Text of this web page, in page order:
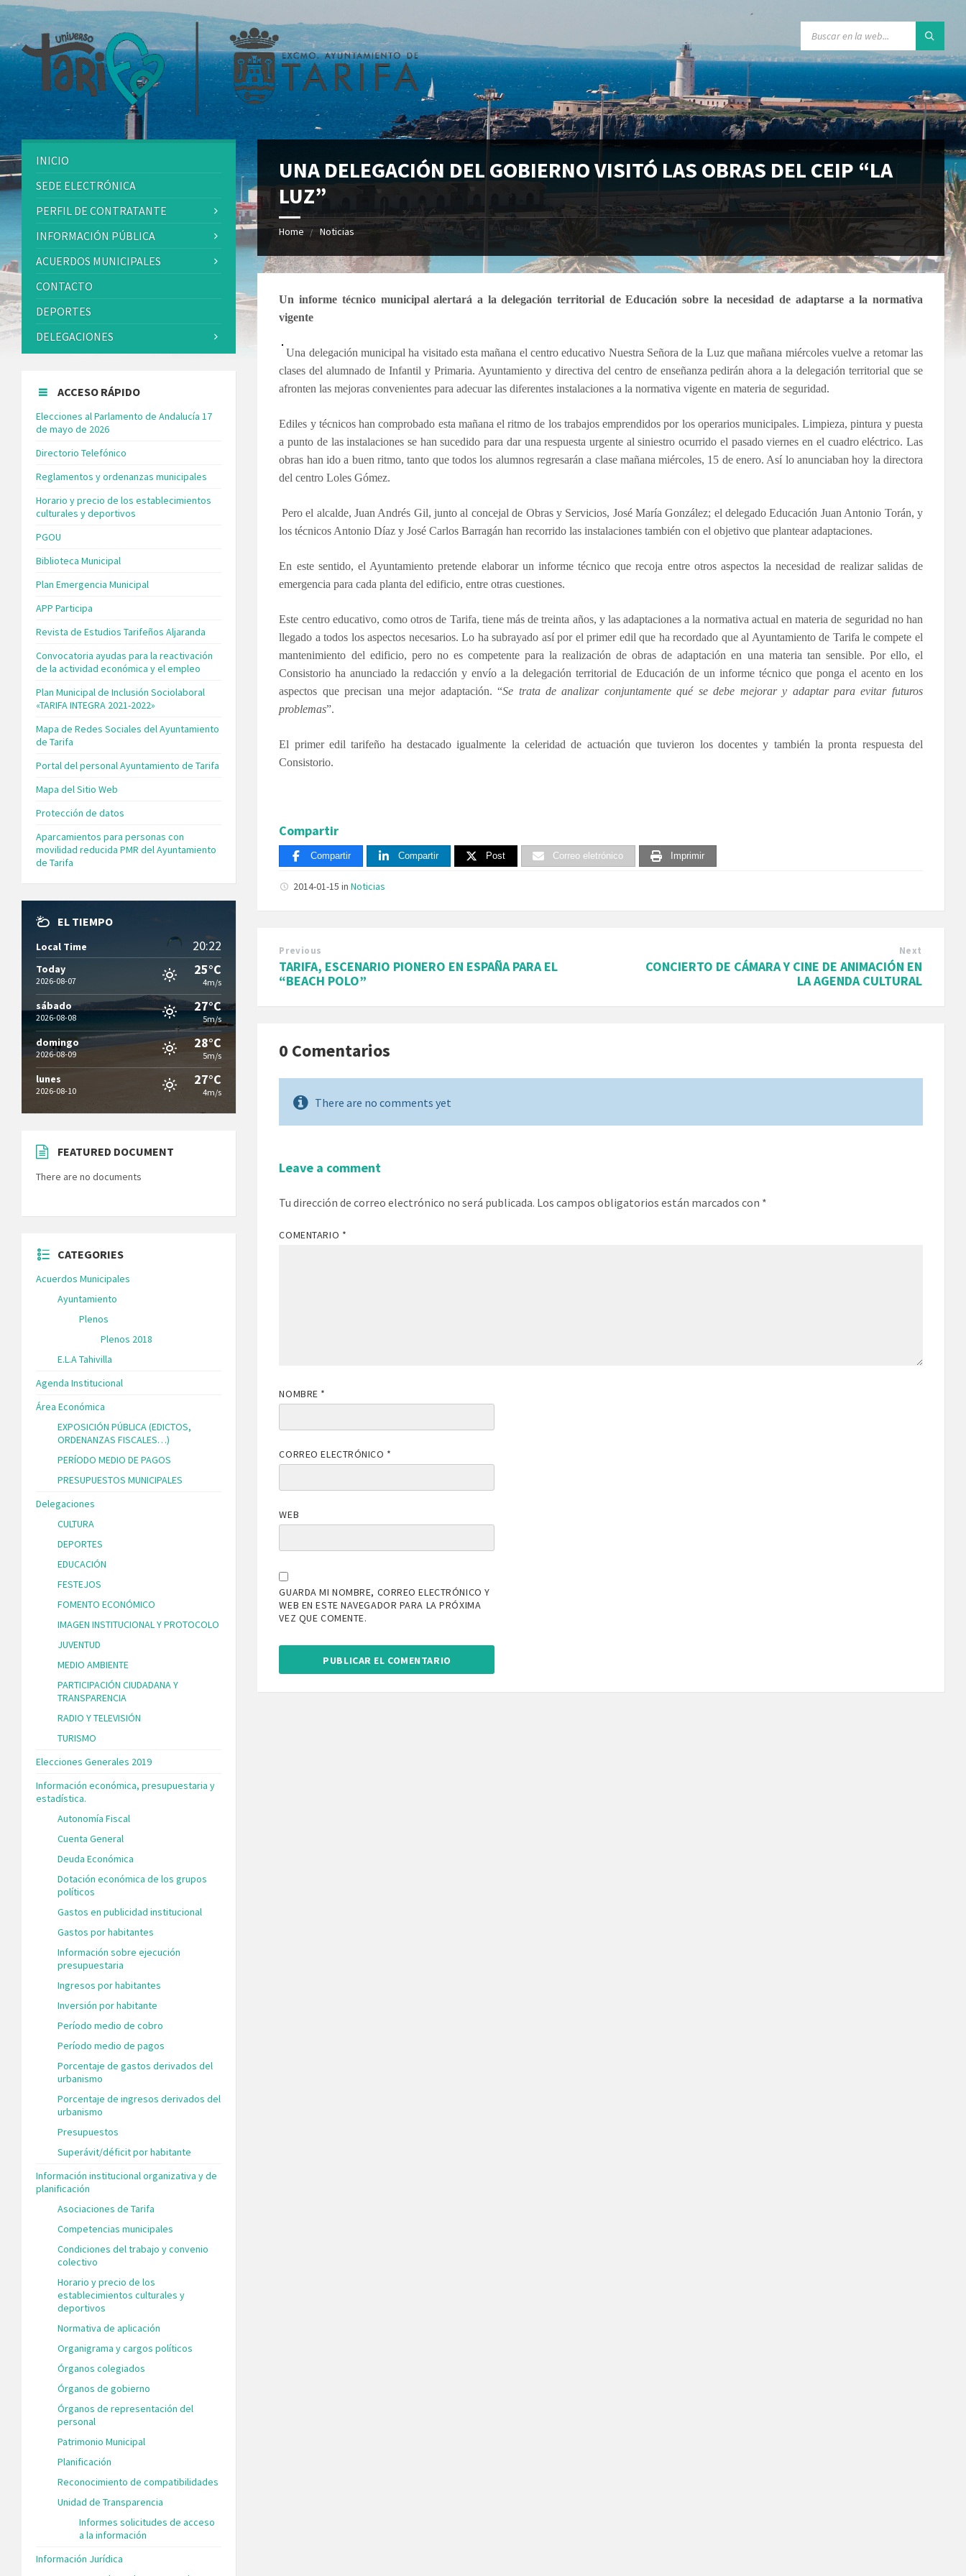
UNA DELEGACIÓN DEL GOBIERNO VISITÓ LAS OBRAS DEL CEIP “LA
LUZ”
Home Noticias
Un informe técnico municipal alertará a la delegación territorial de Educación sobre la necesidad de adaptarse a la normativa
vigente
Una delegación municipal ha visitado esta mañana el centro educativo Nuestra Señora de la Luz que mañana miércoles vuelve a retomar las
clases del alumnado de Infantil y Primaria. Ayuntamiento y directiva del centro de enseñanza pedirán ahora a la delegación territorial que se
afronten las mejoras convenientes para adecuar las diferentes instalaciones a la normativa vigente en materia de seguridad.
Ediles y técnicos han comprobado esta mañana el ritmo de los trabajos emprendidos por los operarios municipales. Limpieza, pintura y puesta
a punto de las instalaciones se han sucedido para dar una respuesta urgente al siniestro ocurrido el pasado viernes en el cuadro eléctrico. Las
obras han ido a buen ritmo, tanto que todos los alumnos regresarán a clase mañana miércoles, 15 de enero. Así lo anunciaban hoy la directora
del centro Loles Gómez.
Pero el alcalde, Juan Andrés Gil, junto al concejal de Obras y Servicios, José María González; el delegado Educación Juan Antonio Torán, y
los técnicos Antonio Díaz y José Carlos Barragán han recorrido las instalaciones también con el objetivo que plantear adaptaciones.
En este sentido, el Ayuntamiento pretende elaborar un informe técnico que recoja entre otros aspectos la necesidad de realizar salidas de
emergencia para cada planta del edificio, entre otras cuestiones.
Este centro educativo, como otros de Tarifa, tiene más de treinta años, y las adaptaciones a la normativa actual en materia de seguridad no han
llegado a todos los aspectos necesarios. Lo ha subrayado así por el primer edil que ha recordado que al Ayuntamiento de Tarifa le compete el
mantenimiento del edificio, pero no es competente para la realización de obras de adaptación en una materia tan sensible. Por ello, el
Consistorio ha anunciado la redacción y envío a la delegación territorial de Educación de un informe técnico que ponga el acento en los
aspectos que precisan una mejor adaptación. “Se trata de analizar conjuntamente qué se debe mejorar y adaptar para evitar futuros
problemas”.
El primer edil tarifeño ha destacado igualmente la celeridad de actuación que tuvieron los docentes y también la pronta respuesta del
Consistorio.
Compartir
Compartir Compartir Post Correo eletrónico Imprimir
2014-01-15inNoticias
Previous
TARIFA, ESCENARIO PIONERO EN ESPAÑA PARA EL
“BEACH POLO”
Next
CONCIERTO DE CÁMARA Y CINE DE ANIMACIÓN EN
LA AGENDA CULTURAL
0 Comentarios
There are no comments yet
Leave a comment
Tu dirección de correo electrónico no será publicada. Los campos obligatorios están marcados con *
COMENTARIO *
NOMBRE *
CORREO ELECTRÓNICO *
WEB
GUARDA MI NOMBRE, CORREO ELECTRÓNICO Y
WEB EN ESTE NAVEGADOR PARA LA PRÓXIMA
VEZ QUE COMENTE.
INICIO
SEDE ELECTRÓNICA
PERFIL DE CONTRATANTE
INFORMACIÓN PÚBLICA
ACUERDOS MUNICIPALES
CONTACTO
DEPORTES
DELEGACIONES
ACCESO RÁPIDO
Elecciones al Parlamento de Andalucía 17
de mayo de 2026
Directorio Telefónico
Reglamentos y ordenanzas municipales
Horario y precio de los establecimientos
culturales y deportivos
PGOU
Biblioteca Municipal
Plan Emergencia Municipal
APP Participa
Revista de Estudios Tarifeños Aljaranda
Convocatoria ayudas para la reactivación
de la actividad económica y el empleo
Plan Municipal de Inclusión Sociolaboral
«TARIFA INTEGRA 2021-2022»
Mapa de Redes Sociales del Ayuntamiento
de Tarifa
Portal del personal Ayuntamiento de Tarifa
Mapa del Sitio Web
Protección de datos
Aparcamientos para personas con
movilidad reducida PMR del Ayuntamiento
de Tarifa
EL TIEMPO
Local Time 20:22
Today
2026-08-07
25°C
4m/s
sábado
2026-08-08
27°C
5m/s
domingo
2026-08-09
28°C
5m/s
lunes
2026-08-10
27°C
4m/s
FEATURED DOCUMENT
There are no documents
CATEGORIES
Acuerdos Municipales
Ayuntamiento
Plenos
Plenos 2018
E.L.A Tahivilla
Agenda Institucional
Área Económica
EXPOSICIÓN PÚBLICA (EDICTOS,
ORDENANZAS FISCALES…)
PERÍODO MEDIO DE PAGOS
PRESUPUESTOS MUNICIPALES
Delegaciones
CULTURA
DEPORTES
EDUCACIÓN
FESTEJOS
FOMENTO ECONÓMICO
IMAGEN INSTITUCIONAL Y PROTOCOLO
JUVENTUD
MEDIO AMBIENTE
PARTICIPACIÓN CIUDADANA Y
TRANSPARENCIA
RADIO Y TELEVISIÓN
TURISMO
Elecciones Generales 2019
Información económica, presupuestaria y
estadística.
Autonomía Fiscal
Cuenta General
Deuda Económica
Dotación económica de los grupos
políticos
Gastos en publicidad institucional
Gastos por habitantes
Información sobre ejecución
presupuestaria
Ingresos por habitantes
Inversión por habitante
Período medio de cobro
Período medio de pagos
Porcentaje de gastos derivados del
urbanismo
Porcentaje de ingresos derivados del
urbanismo
Presupuestos
Superávit/déficit por habitante
Información institucional organizativa y de
planificación
Asociaciones de Tarifa
Competencias municipales
Condiciones del trabajo y convenio
colectivo
Horario y precio de los
establecimientos culturales y
deportivos
Normativa de aplicación
Organigrama y cargos políticos
Órganos colegiados
Órganos de gobierno
Órganos de representación del
personal
Patrimonio Municipal
Planificación
Reconocimiento de compatibilidades
Unidad de Transparencia
Informes solicitudes de acceso
a la información
Información Jurídica